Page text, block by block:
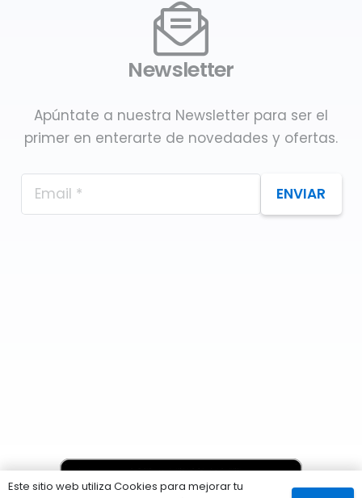
Newsletter
Apúntate a nuestra Newsletter para ser el
primer en enterarte de novedades y ofertas.
ENVIAR
Este sitio web utiliza Cookies para mejorar tu